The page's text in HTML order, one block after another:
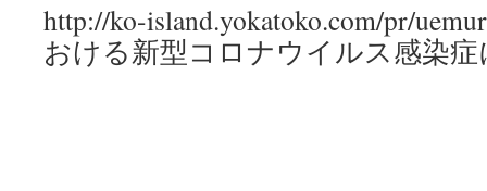
http://ko-island.yokatoko.com/pr/
おける新型コロナウイルス感染